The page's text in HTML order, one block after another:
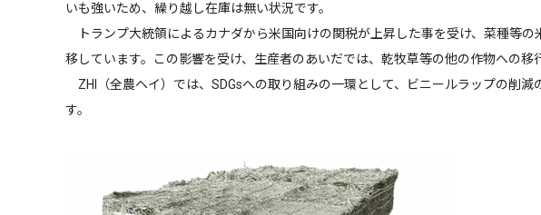
いも強いため、繰り越し在庫は無い状況です。
トランプ大統領によるカナダから米国向けの関税が上昇した事を受け、菜種等
移しています。この影響を受け、生産者のあいだでは、乾牧草等の他の作物への移
ZHI（全農ヘイ）では、SDGsへの取り組みの一環として、ビニールラップの削
す。